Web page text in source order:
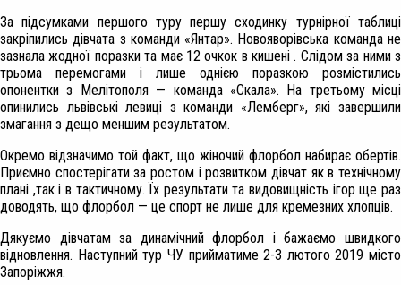
За підсумками першого туру першу сходинку турнірної таблиці
закріпились дівчата з команди «Янтар». Новояворівська команда не
зазнала жодної поразки та має 12 очкок в кишені . Слідом за ними з
трьома перемогами і лише однією поразкою розмістились
опонентки з Мелітополя — команда «Скала». На третьому місці
опинились львівські левиці з команди «Лемберг», які завершили
змагання з дещо меншим результатом.
Окремо відзначимо той факт, що жіночий флорбол набирає обертів.
Приємно спостерігати за ростом і розвитком дівчат як в технічному
плані ,так і в тактичному. Їх результати та видовищність ігор ще раз
доводять, що флорбол — це спорт не лише для кремезних хлопців.
Дякуємо дівчатам за динамічний флорбол і бажаємо швидкого
відновлення. Наступний тур ЧУ прийматиме 2-3 лютого 2019 місто
Запоріжжя.